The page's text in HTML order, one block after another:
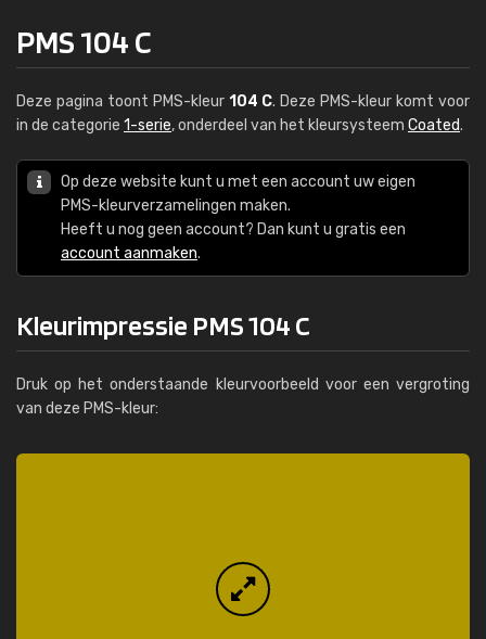
PMS 104 C
Deze pagina toont PMS-kleur 104 C. Deze PMS-kleur komt voor
in de categorie 1-serie, onderdeel van het kleursysteem Coated.
Op deze website kunt u met een account uw eigen
PMS-kleurverzamelingen maken.
Heeft u nog geen account? Dan kunt u gratis een
account aanmaken.
Kleurimpressie PMS 104 C
Druk op het onderstaande kleurvoorbeeld voor een vergroting
van deze PMS-kleur: